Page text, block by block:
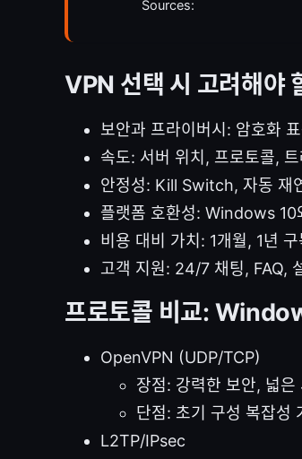
Sources:
VPN 선택 시 고려해야
보안과 프라이버시: 암호화
속도: 서버 위치, 프로토콜,
안정성: Kill Switch, 자동 재
플랫폼 호환성: Windows 10
비용 대비 가치: 1개월, 1년
고객 지원: 24/7 채팅, FAQ,
프로토콜 비교:
OpenVPN (UDP/TCP)
장점: 강력한 보안, 넓은
단점: 초기 구성 복잡성
L2TP/IPsec